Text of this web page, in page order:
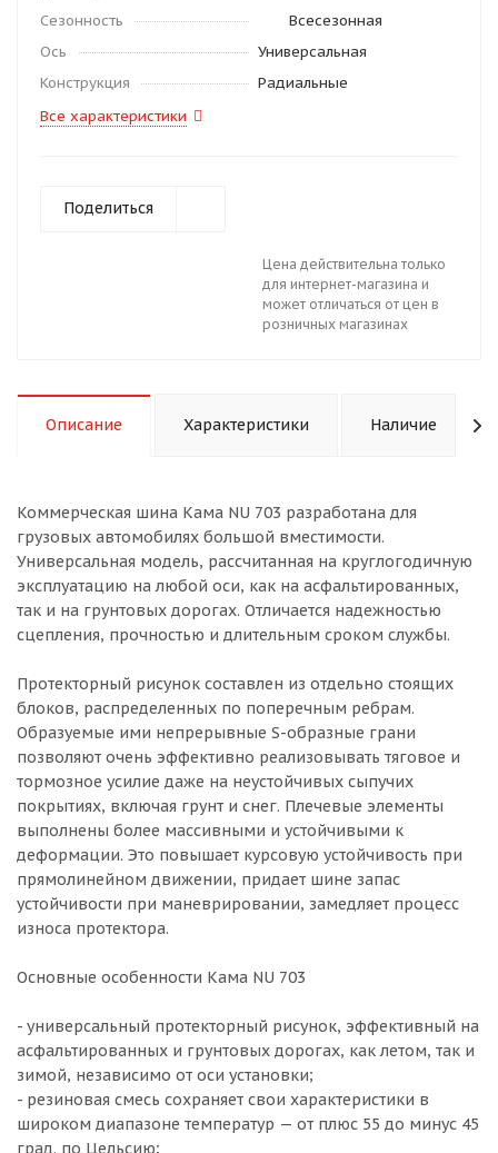
Сезонность
Всесезонная
Ось
Универсальная
Конструкция
Радиальные
Все характеристики
Поделиться
Цена действительна только
для интернет-магазина и
может отличаться от цен в
розничных магазинах
Описание Характеристики Наличие
Коммерческая шина Кама NU 703 разработана для
грузовых автомобилях большой вместимости.
Универсальная модель, рассчитанная на круглогодичную
эксплуатацию на любой оси, как на асфальтированных,
так и на грунтовых дорогах. Отличается надежностью
сцепления, прочностью и длительным сроком службы.
Протекторный рисунок составлен из отдельно стоящих
блоков, распределенных по поперечным ребрам.
Образуемые ими непрерывные S-образные грани
позволяют очень эффективно реализовывать тяговое и
тормозное усилие даже на неустойчивых сыпучих
покрытиях, включая грунт и снег. Плечевые элементы
выполнены более массивными и устойчивыми к
деформации. Это повышает курсовую устойчивость при
прямолинейном движении, придает шине запас
устойчивости при маневрировании, замедляет процесс
износа протектора.
Основные особенности Кама NU 703
- универсальный протекторный рисунок, эффективный на
асфальтированных и грунтовых дорогах, как летом, так и
зимой, независимо от оси установки;
- резиновая смесь сохраняет свои характеристики в
широком диапазоне температур — от плюс 55 до минус 45
град. по Цельсию;